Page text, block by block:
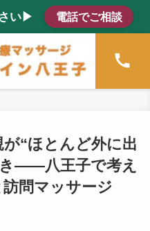
い▶ 電話でご相談
“ほとんど外に出
――八王子で考え
問マッサージ